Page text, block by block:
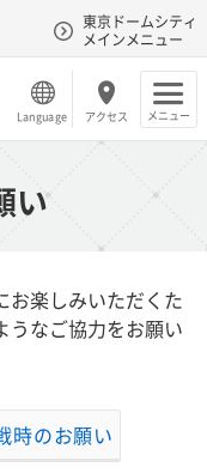
東京ドームシティ
メインメニュー
Language アクセス メニュー
い
お楽しみいただくた
うなご協力をお願い
時のお願い